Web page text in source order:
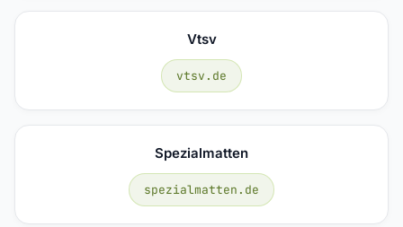
Vtsv
vtsv.de
Spezialmatten
spezialmatten.de